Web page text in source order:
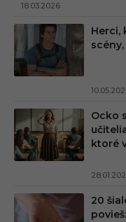
18.03.2026
Herci,
Ocko
ktoré
20